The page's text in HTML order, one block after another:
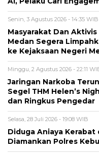
Senin, 3 Agustus 2026 - 14:35 WIB
Masyarakat Dan
Medan Segera
ke Kejaksaan Negeri
Minggu, 2 Agustus 2026 - 22:11
Jaringan Narkoba
Segel THM Helen’s
dan Ringkus Pengedar
Selasa, 28 Juli 2026 - 19:08 WIB
Diduga Aniaya Kerabat
Diamankan Polres